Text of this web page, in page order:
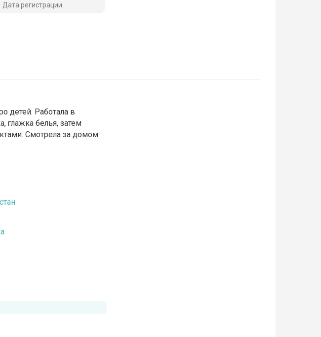
Дата регистрации
детей. Работала в
глажка белья, затем
Смотрела за домом